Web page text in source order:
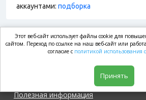
аккаунтами: подборка
market.com
Полезная информация
Этот веб-сайт использует файлы cookie для
сайтом. Переход по ссылке на наш веб-сайт или
согласие с политикой использования
Принять